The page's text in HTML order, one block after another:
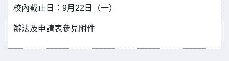
校內截止日：9月22日（一）
辦法及申請表參見附件